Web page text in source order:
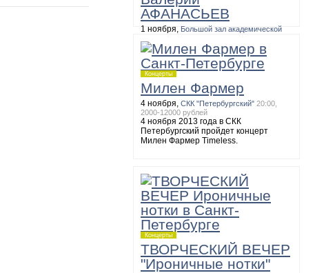
АФАНАСЬЕВ
1 ноября, Большой зал академической
БЕТХОВЕН. Сонаты №№ 10, 15, 17,
27
Концерты
Милен Фармер
4 ноября, СКК "Петербургский" 20:00,
2000-12000 рублей
4 ноября 2013 года в СКК
Петербургский пройдет концерт
Милен Фармер Timeless.
Концерты
ТВОРЧЕСКИЙ ВЕЧЕР
"Ироничные нотки"